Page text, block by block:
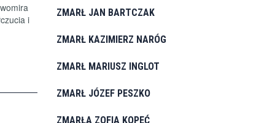
i
ZMARŁ JAN BARTCZAK
ZMARŁ KAZIMIERZ NARÓG
ZMARŁ MARIUSZ INGLOT
ZMARŁ JÓZEF PESZKO
ZMARŁA ZOFIA KOPEĆ